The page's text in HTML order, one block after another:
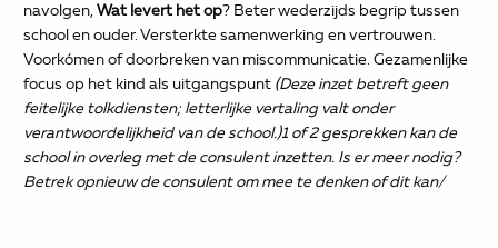
navolgen,Wat levert het op? Beter wederzijds begrip tussen
school en ouder. Versterkte samenwerking en vertrouwen.
Voorkómen of doorbreken van miscommunicatie. Gezamenlijke
focus op het kind als uitgangspunt (Deze inzet betreft geen
feitelijke tolkdiensten; letterlijke vertaling valt onder
verantwoordelijkheid van de school.)1 of 2 gesprekken kan de
school in overleg met de consulent inzetten. Is er meer nodig?
Betrek opnieuw de consulent om mee te denken of dit kan/